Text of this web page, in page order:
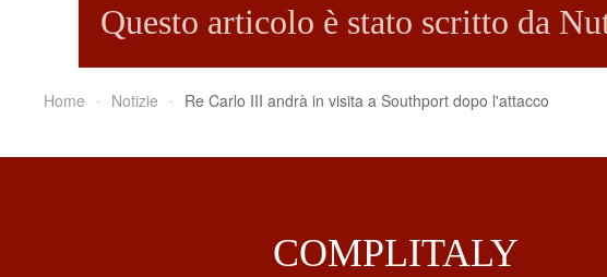
Questo articolo è stato scritto da
Home Notizie Re Carlo III andrà in visita a Southport dopo l'attacco
COMPLITALY